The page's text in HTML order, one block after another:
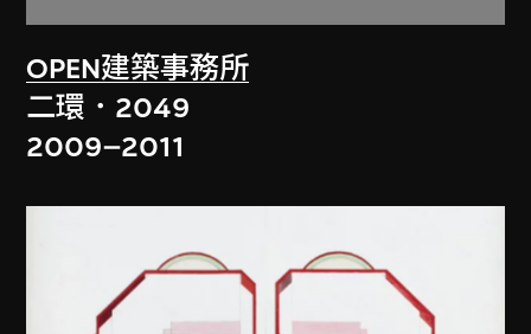
OPEN建築事務所
二環．2049
2009–2011